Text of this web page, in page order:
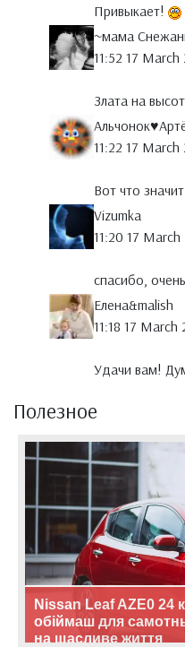
Привыкает!
~мама
11:52 17 March
Злата на
11:22 17 March
Вот что
Vizumka
11:20 17 March
спасибо,
Елена&malish
11:18 17 March
Удачи вам!
Полезное
Nissan Leaf AZE0 24
обіймаш для
на щасливе життя